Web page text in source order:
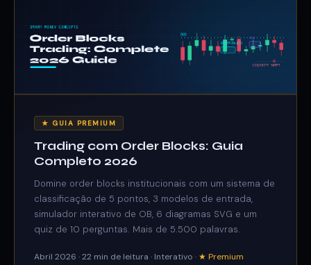
★ GUIA PREMIUM
Trading com Order Blocks: Guia
Completo 2026
Domine order blocks institucionais com um sistema de
classificação de 5 pontos, 3 modelos de entrada,
simulador interativo de OB, 6 diagramas SVG e um
quiz de 10 perguntas. Mais de 5.500 palavras.
Abril 2026 · 22 min de leitura · Interativo · ★ Premium